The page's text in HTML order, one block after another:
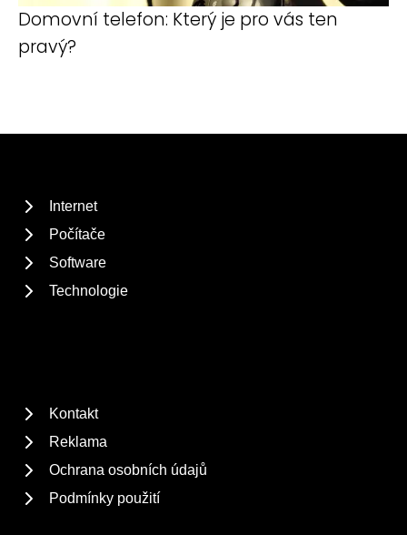
Domovní telefon: Který je pro vás ten
pravý?
Internet
Počítače
Software
Technologie
Kontakt
Reklama
Ochrana osobních údajů
Podmínky použití